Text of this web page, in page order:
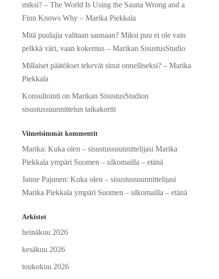
miksi? – The World Is Using the Sauna Wrong and a
Finn Knows Why – Marika Piekkala
Mitä puulajia valitaan saunaan? Miksi puu ei ole vain
pelkkä väri, vaan kokemus – Marikan SisustusStudio
Millaiset päätökset tekevät sinut onnelliseksi? – Marika
Piekkala
Konsultointi on Marikan SisustusStudion
sisustussuunnittelun taikakortti
Viimeisimmät kommentit
Marika: Kuka olen – sisustussuunnittelijasi Marika
Piekkala ympäri Suomen – ulkomailla – etänä
Janne Pajunen: Kuka olen – sisustussuunnittelijasi
Marika Piekkala ympäri Suomen – ulkomailla – etänä
Arkistot
heinäkuu 2026
kesäkuu 2026
toukokuu 2026